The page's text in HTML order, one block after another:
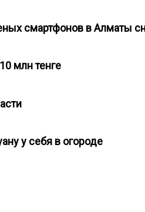
смартфонов в Алматы
млн тенге
у себя в огороде